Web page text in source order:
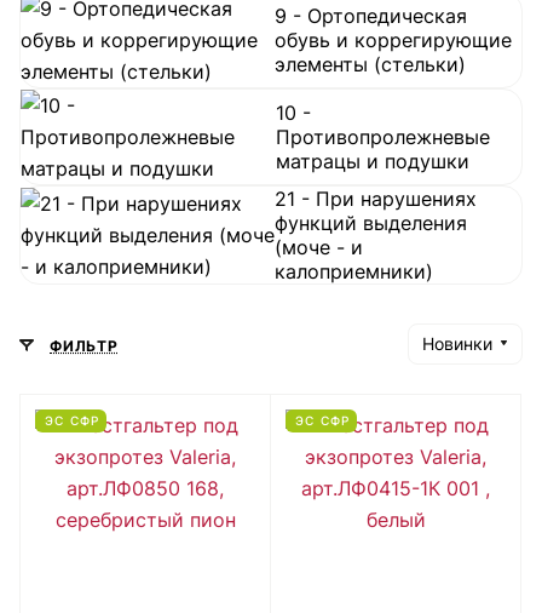
9 - Ортопедическая
обувь и коррегирующие
элементы (стельки)
10 -
Противопролежневые
матрацы и подушки
21 - При нарушениях
функций выделения
(моче - и
калоприемники)
ФИЛЬТР Новинки
ЭС СФР ЭС СФР